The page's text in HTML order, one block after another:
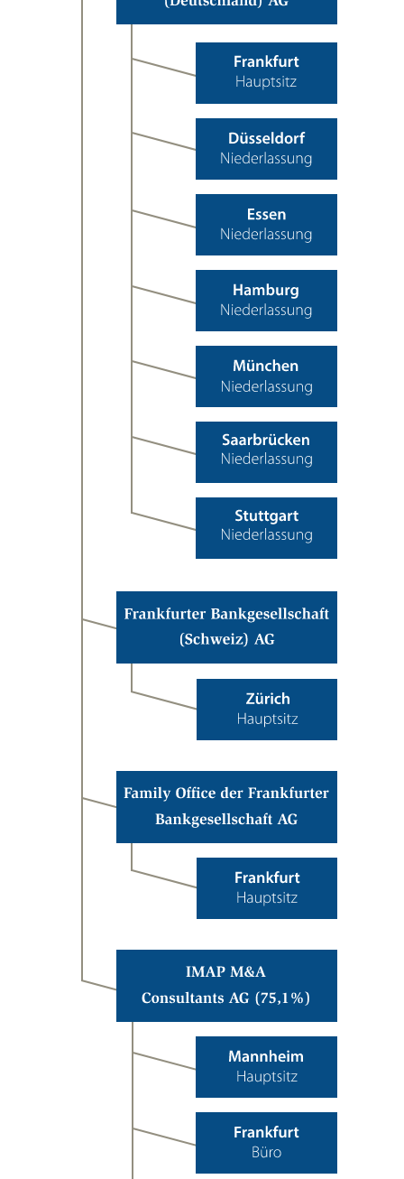
Family Officeder Frankfurter
Bankgesellschaft Aktiengesellschaft
International Mergers and Acquisitions Partners
(IMAP)ConsultantsAktiengesellschaft (75.1 %)